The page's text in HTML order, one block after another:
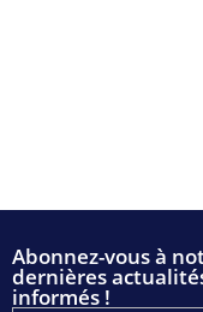
Abonnez-vous à
dernières
informés !